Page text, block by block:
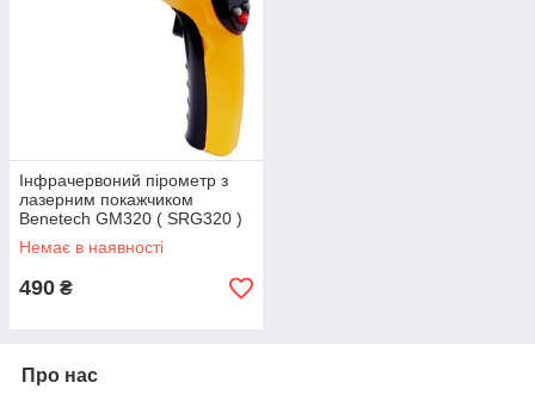
Інфрачервоний пірометр з
лазерним покажчиком
Benetech GM320 ( SRG320 )
-50~380℃ ( 12:1 )
Немає в наявності
490 ₴
Про нас